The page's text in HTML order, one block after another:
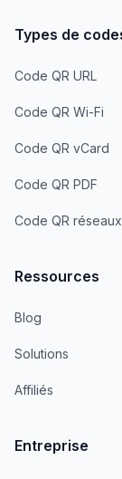
Types de
Code QR URL
Code QR Wi-Fi
Code QR vCard
Code QR PDF
Code QR
Ressources
Blog
Solutions
Affiliés
Entreprise